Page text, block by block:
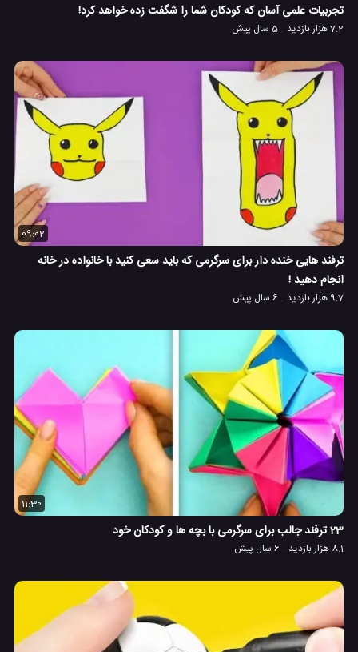
تجربیات علمی آسان که کودکان شما را شگفت زده خواهد کرد!
7.2 هزار بازدید 5 سال پیش
09:02
ترفند هایی خنده دار برای سرگرمی که باید سعی کنید با خانواده در خانه
انجام دهید !
9.7 هزار بازدید 6 سال پیش
11:30
23 ترفند جالب برای سرگرمی با بچه ها و کودکان خود
8.1 هزار بازدید 6 سال پیش